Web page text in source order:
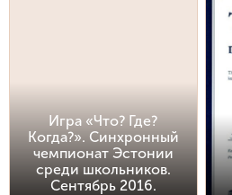
Игра «Что? Где?
Когда?». Синхронный
чемпионат Эстонии
среди школьников.
Сентябрь 2016.